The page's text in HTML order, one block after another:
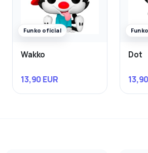
Funko oficial
Wakko
13,90 EUR
Dot